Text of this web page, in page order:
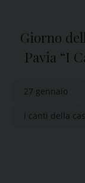
Giorno
Pavia “I
27 gennaio
i canti della